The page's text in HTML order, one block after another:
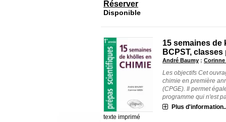
Réserver
Disponible
texte imprimé
15 semaines de
BCPST,
André Baumy ;Corinne
Les objectifs Cet
chimie en première
(CPGE). Il permet
programme qui n'est
Plus